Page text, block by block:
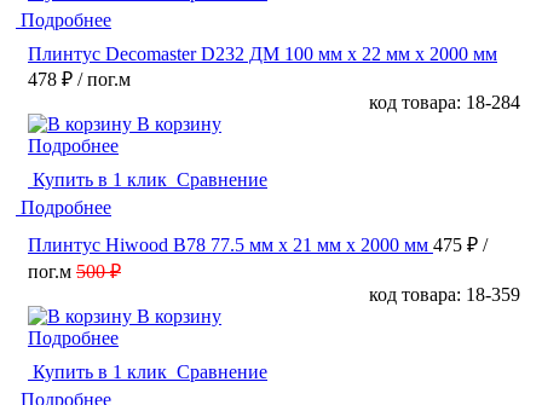
Подробнее
Плинтус Decomaster D232 ДМ 100 мм х 22 мм х 2000 мм
478 ₽ / пог.м
код товара: 18-284
В корзину
Подробнее
Купить в 1 клик Сравнение
Подробнее
Плинтус Hiwood B78 77.5 мм х 21 мм х 2000 мм 475 ₽ /
пог.м 500 ₽
код товара: 18-359
В корзину
Подробнее
Купить в 1 клик Сравнение
Подробнее